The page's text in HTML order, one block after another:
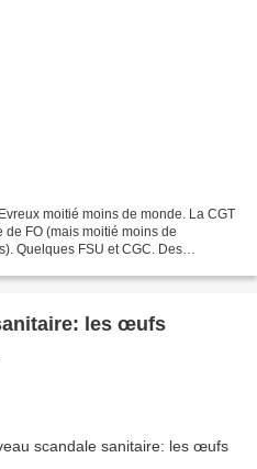
moitié moins de monde. La CGT
FO (mais moitié moins de
Quelques FSU et CGC. Des
les œufs